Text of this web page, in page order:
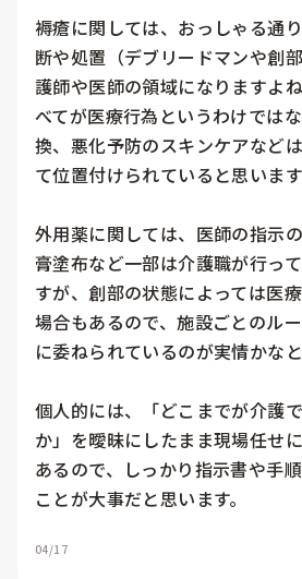
褥瘡に関しては、おっしゃる通
断や処置（デブリードマンや創
護師や医師の領域になりますよ
べてが医療行為というわけでは
換、悪化予防のスキンケアなど
て位置付けられていると思います
外用薬に関しては、医師の指示
膏塗布など一部は介護職が行っ
すが、創部の状態によっては医
場合もあるので、施設ごとのル
に委ねられているのが実情かなと
個人的には、「どこまでが介護
か」を曖昧にしたまま現場任せ
あるので、しっかり指示書や手
ことが大事だと思います。
04/17